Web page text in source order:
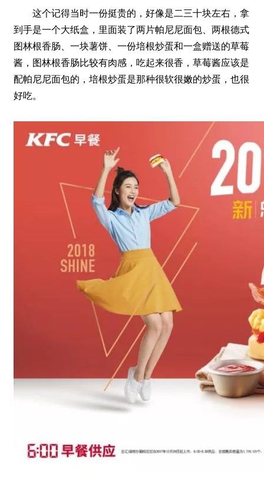
这个记得当时一份挺贵的，好像是二三十块左右，拿
到手是一个大纸盒，里面装了两片帕尼尼面包、两根德式
图林根香肠、一块薯饼、一份培根炒蛋和一盒赠送的草莓
酱，图林根香肠比较有肉感，吃起来很香，草莓酱应该是
配帕尼尼面包的，培根炒蛋是那种很软很嫩的炒蛋，也很
好吃。